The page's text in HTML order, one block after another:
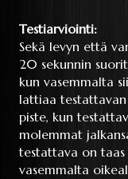
Testiarviointi:
Sekä levyn että
20 sekunnin
kun vasemmalta
lattiaa testattavan
piste, kun
molemmat
testattava on
vasemmalta